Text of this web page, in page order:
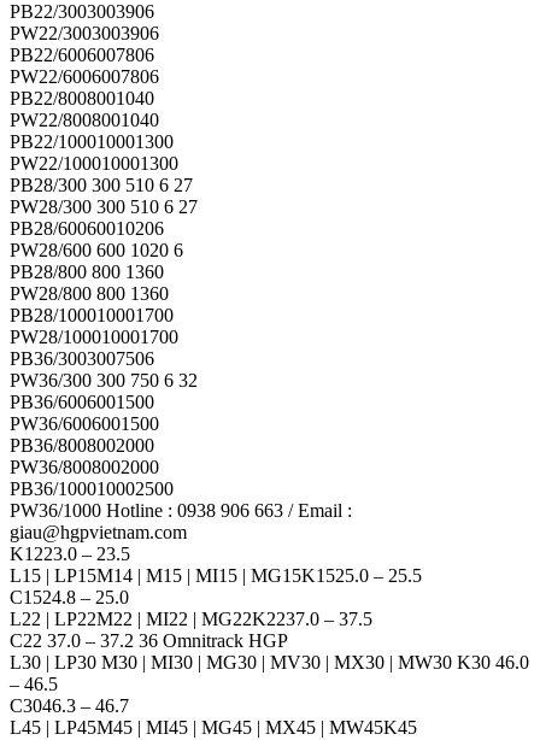
PB22/3003003906
PW22/3003003906
PB22/6006007806
PW22/6006007806
PB22/8008001040
PW22/8008001040
PB22/100010001300
PW22/100010001300
PB28/300 300 510 6 27
PW28/300 300 510 6 27
PB28/60060010206
PW28/600 600 1020 6
PB28/800 800 1360
PW28/800 800 1360
PB28/100010001700
PW28/100010001700
PB36/3003007506
PW36/300 300 750 6 32
PB36/6006001500
PW36/6006001500
PB36/8008002000
PW36/8008002000
PB36/100010002500
PW36/1000 Hotline : 0938 906 663 / Email :
giau@hgpvietnam.com
K1223.0 – 23.5
L15 | LP15M14 | M15 | MI15 | MG15K1525.0 – 25.5
C1524.8 – 25.0
L22 | LP22M22 | MI22 | MG22K2237.0 – 37.5
C22 37.0 – 37.2 36 Omnitrack HGP
L30 | LP30 M30 | MI30 | MG30 | MV30 | MX30 | MW30 K30 46.0
– 46.5
C3046.3 – 46.7
L45 | LP45M45 | MI45 | MG45 | MX45 | MW45K45